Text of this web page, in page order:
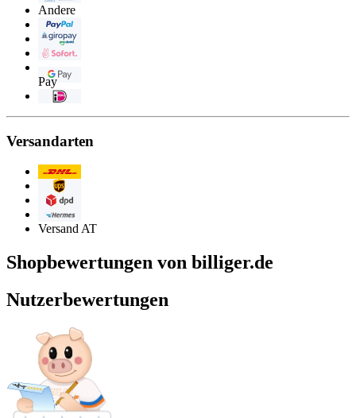
Andere
Pay
Versandarten
Versand AT
Shopbewertungen von billiger.de
Nutzerbewertungen